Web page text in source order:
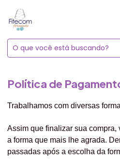
Política de
Trabalhamos com diversas
Assim que finalizar sua compra,
a forma que mais lhe agrada.
passadas após a escolha da